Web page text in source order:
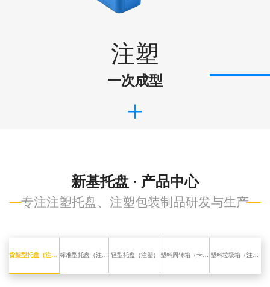
注塑
一次成型
+
新基托盘 · 产品中心
专注注塑托盘、注塑包装制品研发与生产
货架型托盘（注塑） 标准型托盘（注塑） 轻型托盘（注塑） 塑料周转箱（卡板箱） 塑料垃圾箱（注塑）